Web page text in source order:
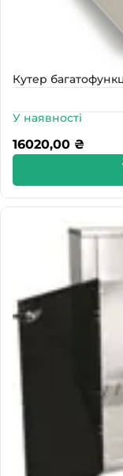
Кутер
У наявності
16020,00 ₴